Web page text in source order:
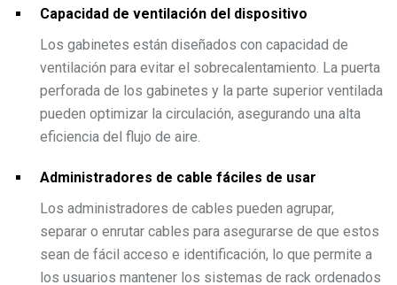
Capacidad de ventilación del dispositivo
Los gabinetes están diseñados con capacidad de
ventilación para evitar el sobrecalentamiento. La puerta
perforada de los gabinetes y la parte superior ventilada
pueden optimizar la circulación, asegurando una alta
eficiencia del flujo de aire.
Administradores de cable fáciles de usar
Los administradores de cables pueden agrupar,
separar o enrutar cables para asegurarse de que estos
sean de fácil acceso e identificación, lo que permite a
los usuarios mantener los sistemas de rack ordenados